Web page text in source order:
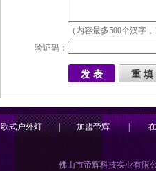
（内容最多500个汉字
验证码：
欧式户外灯 | 加盟帝辉 |
佛山市帝辉科技实业有限